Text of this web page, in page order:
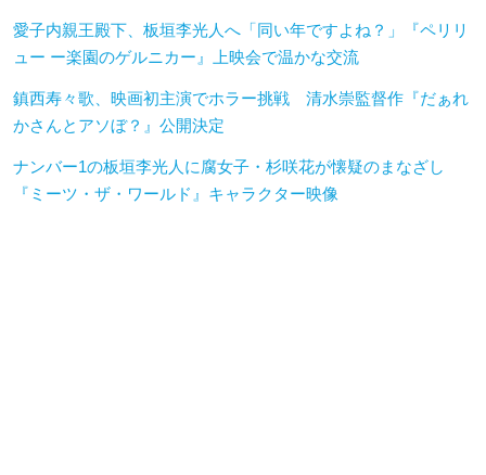
愛子内親王殿下、板垣李光人へ「同い年ですよね？」『ペリリ
ュー ー楽園のゲルニカー』上映会で温かな交流
鎮西寿々歌、映画初主演でホラー挑戦 清水崇監督作『だぁれ
かさんとアソぼ？』公開決定
ナンバー1の板垣李光人に腐女子・杉咲花が懐疑のまなざし
『ミーツ・ザ・ワールド』キャラクター映像